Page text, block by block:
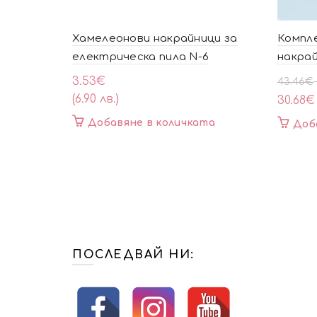
Хамелеонови накрайници за
електрическа пила N-6
3.53€
(6.90 лв.)
Добавяне в количката
43.46€
price
was:
43.46€
30.68€
цена
е:
30.68€
ПОСЛЕДВАЙ НИ: